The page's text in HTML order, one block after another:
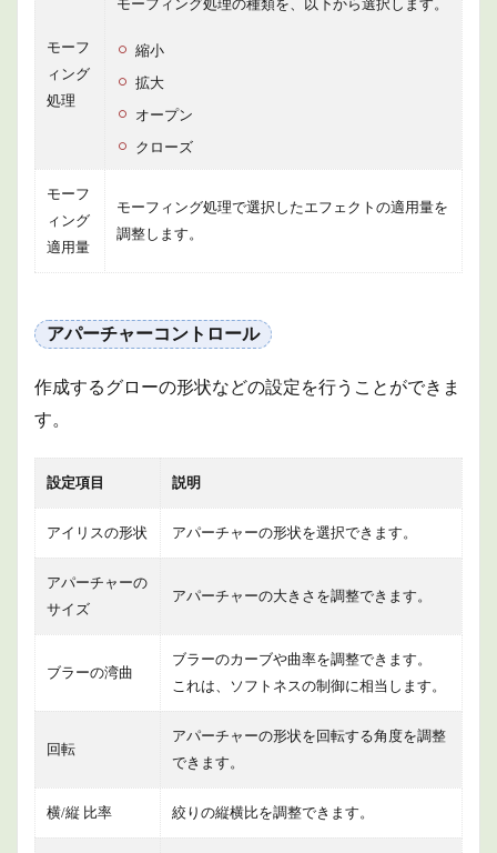
モーフ
ィング
処理
モーフィング処理の種類を、以下から選択します。
縮小
拡大
オープン
クローズ
モーフ
ィング
適用量
モーフィング処理で選択したエフェクトの適用量を
調整します。
アパーチャーコントロール
作成するグローの形状などの設定を行うことができま
す。
設定項目 説明
アイリスの形状 アパーチャーの形状を選択できます。
アパーチャーの
サイズ
アパーチャーの大きさを調整できます。
ブラーの湾曲
ブラーのカーブや曲率を調整できます。
これは、ソフトネスの制御に相当します。
回転
アパーチャーの形状を回転する角度を調整
できます。
横/縦 比率 絞りの縦横比を調整できます。